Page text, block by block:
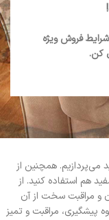
فروش ویژه
کن.
همچنین از
هم استفاده کنید. از
و مراقبت سخت از آن
پیشگیری، مراقبت و تمیز